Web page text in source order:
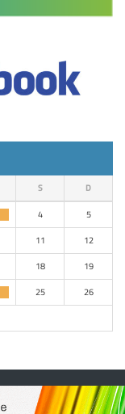
S D
4
5
11
12
18
19
25
26